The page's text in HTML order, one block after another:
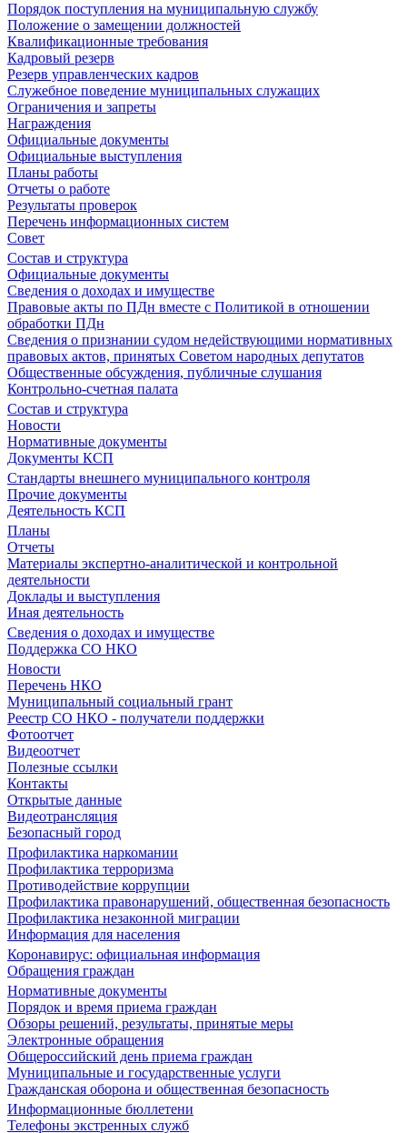
Порядок поступления на муниципальную службу
Положение о замещении должностей
Квалификационные требования
Кадровый резерв
Резерв управленческих кадров
Служебное поведение муниципальных служащих
Ограничения и запреты
Награждения
Официальные документы
Официальные выступления
Планы работы
Отчеты о работе
Результаты проверок
Перечень информационных систем
Совет
Состав и структура
Официальные документы
Сведения о доходах и имуществе
Правовые акты по ПДн вместе с Политикой в отношении
обработки ПДн
Сведения о признании судом недействующими нормативных
правовых актов, принятых Советом народных депутатов
Общественные обсуждения, публичные слушания
Контрольно-счетная палата
Состав и структура
Новости
Нормативные документы
Документы КСП
Стандарты внешнего муниципального контроля
Прочие документы
Деятельность КСП
Планы
Отчеты
Материалы экспертно-аналитической и контрольной
деятельности
Доклады и выступления
Иная деятельность
Сведения о доходах и имуществе
Поддержка СО НКО
Новости
Перечень НКО
Муниципальный социальный грант
Реестр СО НКО - получатели поддержки
Фотоотчет
Видеоотчет
Полезные ссылки
Контакты
Открытые данные
Видеотрансляция
Безопасный город
Профилактика наркомании
Профилактика терроризма
Противодействие коррупции
Профилактика правонарушений, общественная безопасность
Профилактика незаконной миграции
Информация для населения
Коронавирус: официальная информация
Обращения граждан
Нормативные документы
Порядок и время приема граждан
Обзоры решений, результаты, принятые меры
Электронные обращения
Общероссийский день приема граждан
Муниципальные и государственные услуги
Гражданская оборона и общественная безопасность
Информационные бюллетени
Телефоны экстренных служб